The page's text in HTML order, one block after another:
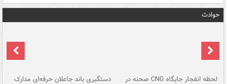
حوادث
لحظه انفجار جایگاه CNG صحنه در دستگیری باند جاعلان حرفه‌ای مدارک